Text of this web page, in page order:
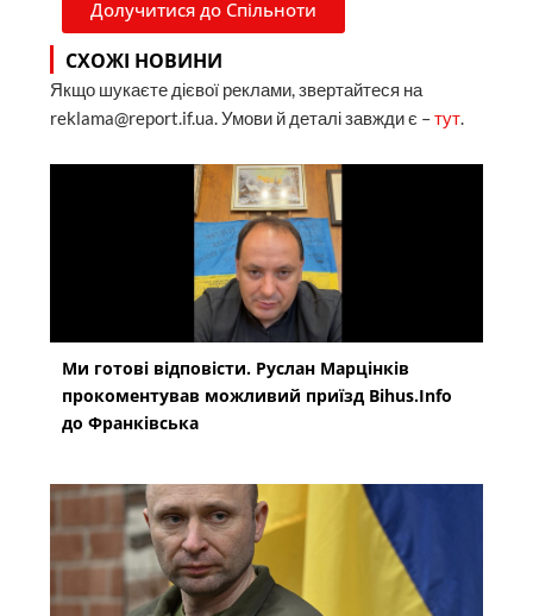
Долучитися до Спільноти
СХОЖІ НОВИНИ
Якщо шукаєте дієвої реклами, звертайтеся на
reklama@report.if.ua. Умови й деталі завжди є –тут.
Ми готові відповісти. Руслан Марцінків
прокоментував можливий приїзд Bihus.Info
до Франківська